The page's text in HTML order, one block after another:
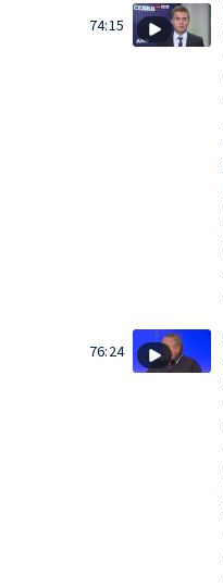
74:15
76:24